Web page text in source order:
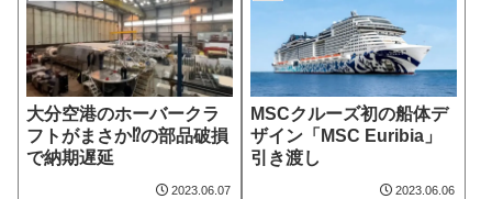
大分空港のホーバークラ
フトがまさか⁉の部品破損
で納期遅延
2023.06.07
MSCクルーズ初の船体デ
ザイン「MSC Euribia」
引き渡し
2023.06.06